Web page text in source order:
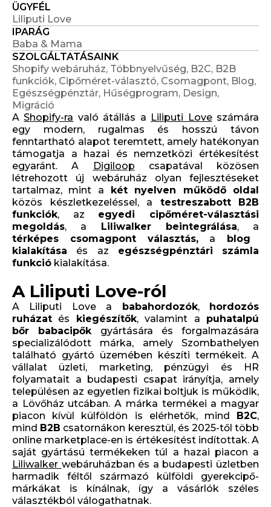
AShopify-ra való átállás a Liliputi Loveszámára
egy modern, rugalmas és hosszú távon
fenntartható alapot teremtett, amely hatékonyan
támogatja a hazai és nemzetközi értékesítést
egyaránt. A
Digiloop csapatával közösen
létrehozott új webáruház olyan fejlesztéseket
tartalmaz, mint a két nyelven működő oldal
közös készletkezeléssel, a testreszabott
B2B
funkciók, az egyedi cipőméret-választási
megoldás, a Liliwalker beintegrálása, a
térképes csomagpont választás, a blog
kialakítása és az egészségpénztári
számla
funkció kialakítása.
A Liliputi Love-ról
A Liliputi Love a babahordozók, hordozós
ruházat és kiegészítők, valamint a puhatalpú
bőr babacipőkgyártására és forgalmazására
specializálódott márka, amely Szombathelyen
található gyártó üzemében készíti termékeit. A
vállalat üzleti, marketing, pénzügyi és HR
folyamatait a budapesti csapat irányítja, amely
településen az egyetlen fizikai boltjuk is működik,
a Lövőház utcában. A márka termékei a magyar
piacon kívül külföldön is elérhetők, mind B2C,
mind B2B csatornákon keresztül, és 2025-től több
online marketplace-en is értékesítést indítottak. A
saját gyártású termékeken túl a hazai piacon a
Liliwalker webáruházban és a budapesti üzletben
harmadik féltől származó külföldi gyerekcipő-
márkákat is kínálnak, így a vásárlók széles
választékból válogathatnak.
ÜGYFÉL
Liliputi Love
IPARÁG
Baba & Mama
SZOLGÁLTATÁSAINK
Shopify webáruház, Többnyelvűség, B2C, B2B
funkciók, Cipőméret-választó, Csomagpont, Blog,
Egészségpénztár, Hűségprogram, Design,
Migráció